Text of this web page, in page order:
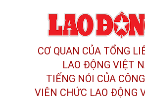
CƠ QUAN CỦA TỔNG
LAO ĐỘNG VIỆT
TIẾNG NÓI CỦA
VIÊN CHỨC LAO ĐỘNG